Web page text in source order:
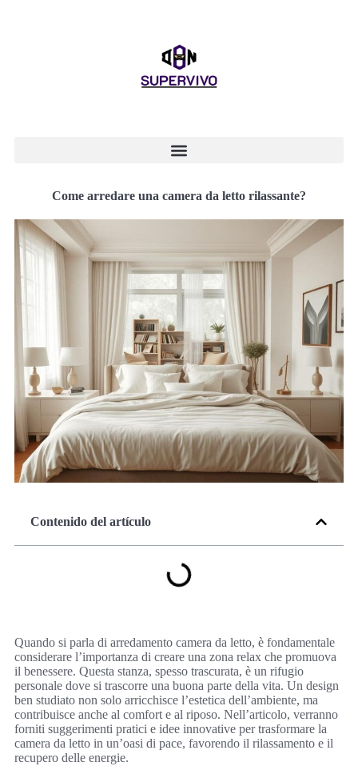
Come arredare una camera da letto rilassante?
Contenido del artículo
Quando si parla di arredamento camera da letto, è fondamentale
considerare l’importanza di creare una zona relax che promuova
il benessere. Questa stanza, spesso trascurata, è un rifugio
personale dove si trascorre una buona parte della vita. Un design
ben studiato non solo arricchisce l’estetica dell’ambiente, ma
contribuisce anche al comfort e al riposo. Nell’articolo, verranno
forniti suggerimenti pratici e idee innovative per trasformare la
camera da letto in un’oasi di pace, favorendo il rilassamento e il
recupero delle energie.